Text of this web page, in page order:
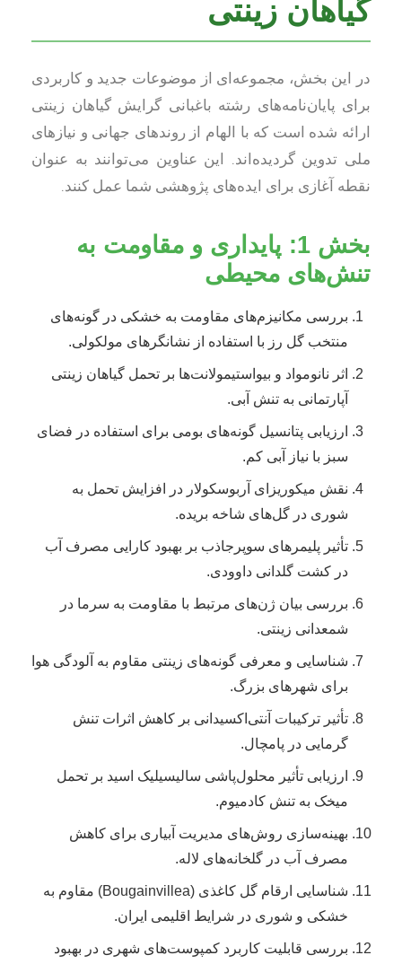
گیاهان زینتی
در این بخش، مجموعه‌ای از موضوعات جدید و کاربردی
برای پایان‌نامه‌های رشته باغبانی گرایش گیاهان زینتی
ارائه شده است که با الهام از روندهای جهانی و نیازهای
ملی تدوین گردیده‌اند. این عناوین می‌توانند به عنوان
نقطه آغازی برای ایده‌های پژوهشی شما عمل کنند.
بخش 1: پایداری و مقاومت به
تنش‌های محیطی
بررسی مکانیزم‌های مقاومت به خشکی در گونه‌های
منتخب گل رز با استفاده از نشانگرهای مولکولی.
اثر نانومواد و بیواستیمولانت‌ها بر تحمل گیاهان زینتی
آپارتمانی به تنش آبی.
ارزیابی پتانسیل گونه‌های بومی برای استفاده در فضای
سبز با نیاز آبی کم.
نقش میکوریزای آربوسکولار در افزایش تحمل به
شوری در گل‌های شاخه بریده.
تأثیر پلیمرهای سوپرجاذب بر بهبود کارایی مصرف آب
در کشت گلدانی داوودی.
بررسی بیان ژن‌های مرتبط با مقاومت به سرما در
شمعدانی زینتی.
شناسایی و معرفی گونه‌های زینتی مقاوم به آلودگی هوا
برای شهرهای بزرگ.
تأثیر ترکیبات آنتی‌اکسیدانی بر کاهش اثرات تنش
گرمایی در پامچال.
ارزیابی تأثیر محلول‌پاشی سالیسیلیک اسید بر تحمل
میخک به تنش کادمیوم.
بهینه‌سازی روش‌های مدیریت آبیاری برای کاهش
مصرف آب در گلخانه‌های لاله.
شناسایی ارقام گل کاغذی (Bougainvillea) مقاوم به
خشکی و شوری در شرایط اقلیمی ایران.
بررسی قابلیت کاربرد کمپوست‌های شهری در بهبود